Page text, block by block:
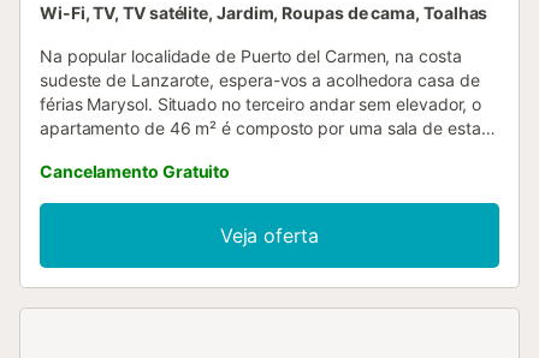
Wi-Fi, TV, TV satélite, Jardim, Roupas de cama, Toalhas
Na popular localidade de Puerto del Carmen, na costa
sudeste de Lanzarote, espera-vos a acolhedora casa de
férias Marysol. Situado no terceiro andar sem elevador, o
apartamento de 46 m² é composto por uma sala de estar,
banho, acomodando até 2 pessoas. Os serviços adicionais
incluem Wi-Fi de alta velocidade, box Android, televisão,
ferro de engomar e máquina de lavar roupa. A pequena
varanda mobilada convida-vos a relaxar e a desfrutar das
noites quentes de verão com um copo de vinho. O jardim
Cancelamento Gratuito
Veja oferta